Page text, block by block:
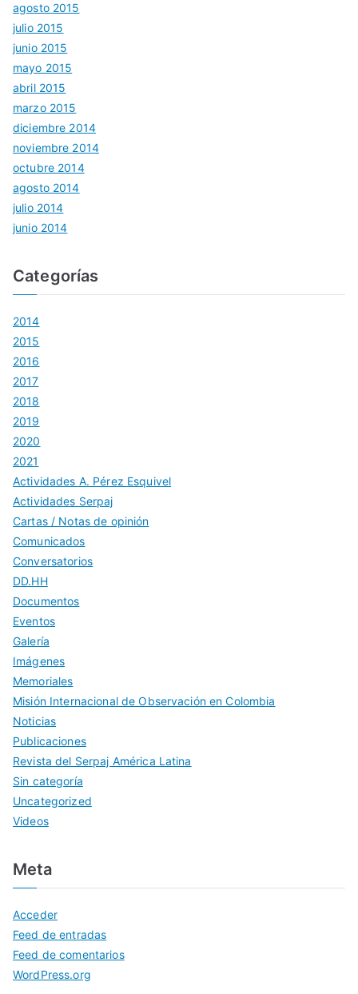
agosto 2015
julio 2015
junio 2015
mayo 2015
abril 2015
marzo 2015
diciembre 2014
noviembre 2014
octubre 2014
agosto 2014
julio 2014
junio 2014
Categorías
2014
2015
2016
2017
2018
2019
2020
2021
Actividades A. Pérez Esquivel
Actividades Serpaj
Cartas / Notas de opinión
Comunicados
Conversatorios
DD.HH
Documentos
Eventos
Galería
Imágenes
Memoriales
Misión Internacional de Observación en Colombia
Noticias
Publicaciones
Revista del Serpaj América Latina
Sin categoría
Uncategorized
Videos
Meta
Acceder
Feed de entradas
Feed de comentarios
WordPress.org